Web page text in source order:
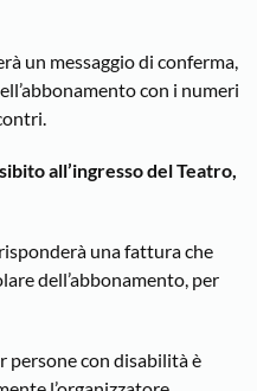
un messaggio di conferma,
con i numeri
all’ingresso del Teatro,
una fattura che
dell’abbonamento, per
persone con disabilità è